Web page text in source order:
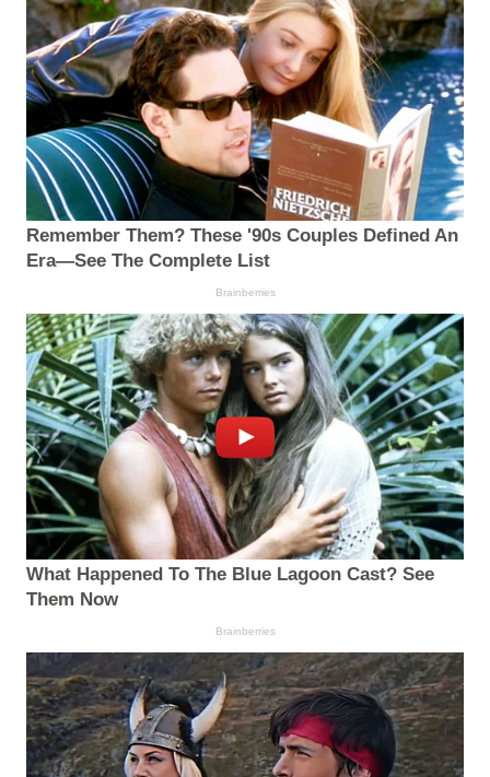
Remember Them? These '90s Couples Defined An
Era—See The Complete List
Brainberries
What Happened To The Blue Lagoon Cast? See
Them Now
Brainberries